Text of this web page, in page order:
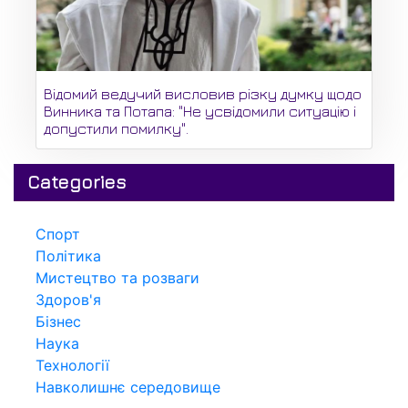
Відомий ведучий висловив різку думку щодо
Винника та Потапа: "Не усвідомили ситуацію і
допустили помилку".
Categories
Спорт
Політика
Мистецтво та розваги
Здоров'я
Бізнес
Наука
Технології
Навколишнє середовище